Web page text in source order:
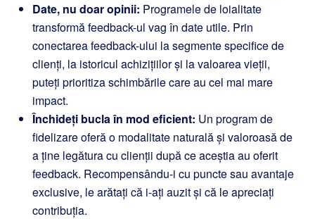
Date, nu doar opinii: Programele de loialitate
transformă feedback-ul vag în date utile. Prin
conectarea feedback-ului la segmente specifice de
clienți, la istoricul achizițiilor și la valoarea vieții,
puteți prioritiza schimbările care au cel mai mare
impact.
Închideți bucla în mod eficient: Un program de
fidelizare oferă o modalitate naturală și valoroasă de
a ține legătura cu clienții după ce aceștia au oferit
feedback. Recompensându-i cu puncte sau avantaje
exclusive, le arătați că i-ați auzit și că le apreciați
contribuția.